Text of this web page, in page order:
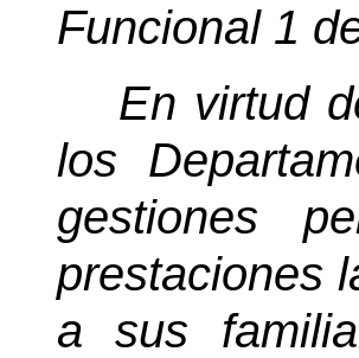
Funcional 1
En virtud
los
gestiones
prestaciones
a sus